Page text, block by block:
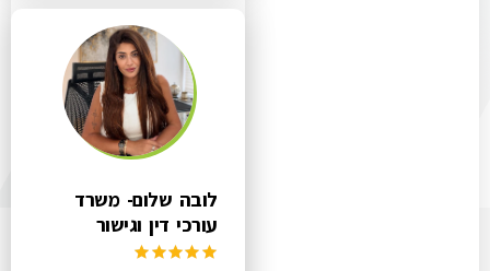
לובה שלום- משרד
עורכי דין וגישור